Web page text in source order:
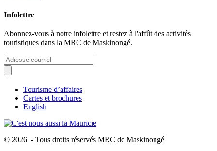
Infolettre
Abonnez-vous à notre infolettre et restez à l'affût des activités
touristiques dans la MRC de Maskinongé.
Tourisme d’affaires
Cartes et brochures
English
© 2026 - Tous droits réservés MRC de Maskinongé